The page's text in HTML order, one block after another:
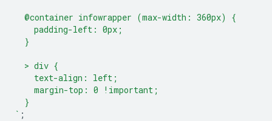
  @container infowrapper (max-width: 360px) {
    padding-left: 0px;
  }
  > div {
    text-align: left;
    margin-top: 0 !important;
  }
` ;